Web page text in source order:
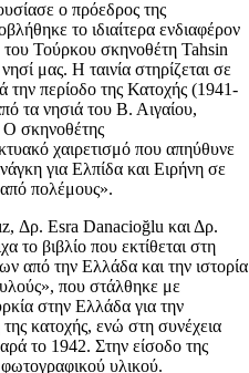
ο πρόεδρος της
το ιδιαίτερα ενδιαφέρον
Τούρκου σκηνοθέτη Tahsin
μας. Η ταινία στηρίζεται σε
την περίοδο της Κατοχής (1941-
τα νησιά του Β. Αιγαίου,
σκηνοθέτης
χαιρετισμό που απηύθυνε
για Ελπίδα και Ειρήνη σε
πολέμους».
Δρ. Esra Danacioğlu και Δρ.
το βιβλίο που εκτίθεται στη
από την Ελλάδα και την ιστορία
που στάλθηκε με
στην Ελλάδα για την
κατοχής, ενώ στη συνέχεια
το 1942. Στην είσοδο της
υλικού.